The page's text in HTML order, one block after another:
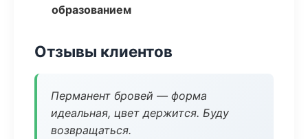
образованием
Отзывы клиентов
Перманент бровей — форма
идеальная, цвет держится. Буду
возвращаться.